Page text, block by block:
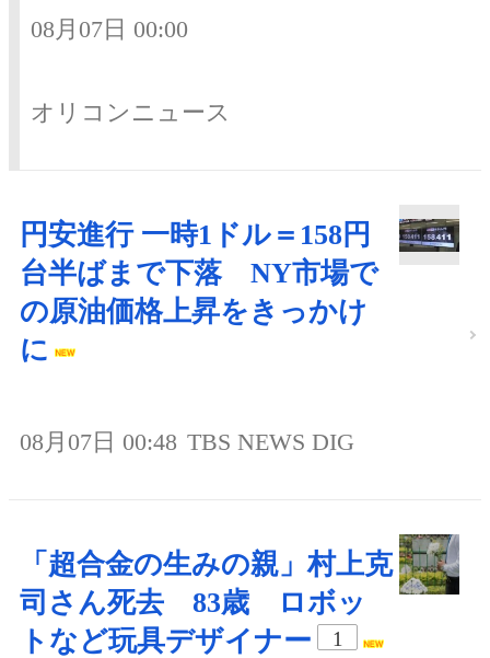
08月07日 00:00
オリコンニュース
円安進行 一時1ドル＝158円
台半ばまで下落 NY市場で
の原油価格上昇をきっかけ
に
08月07日 00:48 TBS NEWS DIG
「超合金の生みの親」村上克
司さん死去 83歳 ロボッ
トなど玩具デザイナー
1